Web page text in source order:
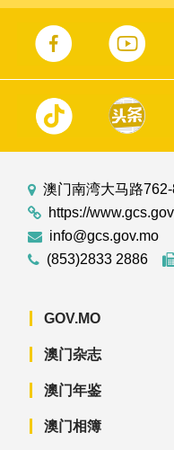
澳门南湾大马路
https://
info@gcs.gov.mo
(853)2833 2886
GOV.MO
澳门杂志
澳门年鉴
澳门相簿